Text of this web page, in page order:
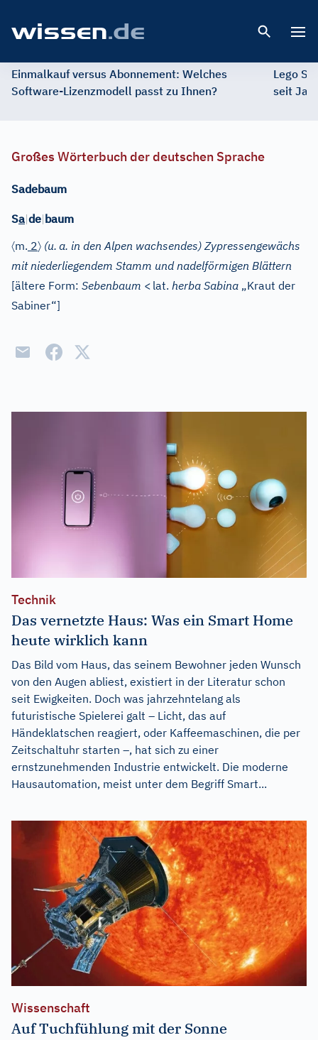
Einmalkauf versus Abonnement: Welches
Software-Lizenzmodell passt zu Ihnen?
Lego
seit
Großes Wörterbuch der deutschen Sprache
Sadebaum
Sa|de|baum
〈m. 2〉 (u. a. in den Alpen wachsendes) Zypressengewächs
mit niederliegendem Stamm und nadelförmigen Blättern
[ältere Form: Sebenbaum < lat. herba Sabina „Kraut der
Sabiner“]
Technik
Das vernetzte Haus: Was ein Smart Home
heute wirklich kann
Das Bild vom Haus, das seinem Bewohner jeden Wunsch
von den Augen abliest, existiert in der Literatur schon
seit Ewigkeiten. Doch was jahrzehntelang als
futuristische Spielerei galt – Licht, das auf
Händeklatschen reagiert, oder Kaffeemaschinen, die per
Zeitschaltuhr starten –, hat sich zu einer
ernstzunehmenden Industrie entwickelt. Die moderne
Hausautomation, meist unter dem Begriff Smart...
Wissenschaft
Auf Tuchfühlung mit der Sonne